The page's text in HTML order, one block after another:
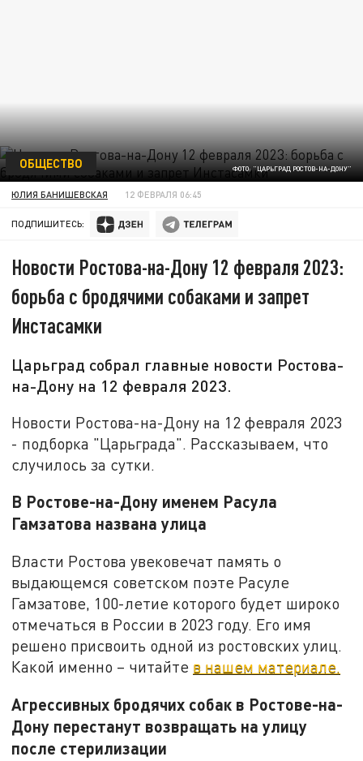
ФОТО: "ЦАРЬГРАД РОСТОВ-НА-ДОНУ"
ОБЩЕСТВО
ЮЛИЯ БАНИШЕВСКАЯ 12 ФЕВРАЛЯ 06:45
ПОДПИШИТЕСЬ:
Новости Ростова-на-Дону 12 февраля 2023:
борьба с бродячими собаками и запрет
Инстасамки
Царьград собрал главные новости Ростова-
на-Дону на 12 февраля 2023.
Новости Ростова-на-Дону на 12 февраля 2023
- подборка "Царьграда". Рассказываем, что
случилось за сутки.
В Ростове-на-Дону именем Расула
Гамзатова названа улица
Власти Ростова увековечат память о
выдающемся советском поэте Расуле
Гамзатове, 100-летие которого будет широко
отмечаться в России в 2023 году. Его имя
решено присвоить одной из ростовских улиц.
Какой именно – читайте в нашем материале.
Агрессивных бродячих собак в Ростове-на-
Дону перестанут возвращать на улицу
после стерилизации